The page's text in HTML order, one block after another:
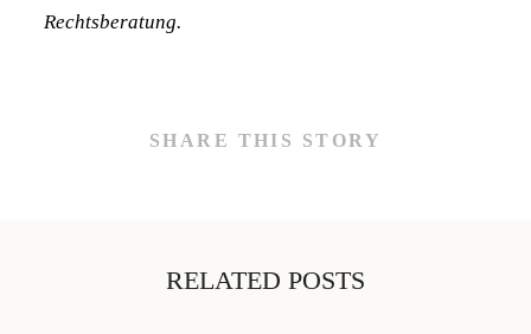
Rechtsberatung.
SHARE THIS STORY
RELATED POSTS